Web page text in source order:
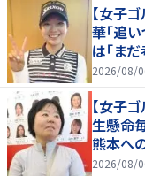
【女子
華「追
は「ま
2026/08/
【女子
生懸命
熊本へ
2026/08/